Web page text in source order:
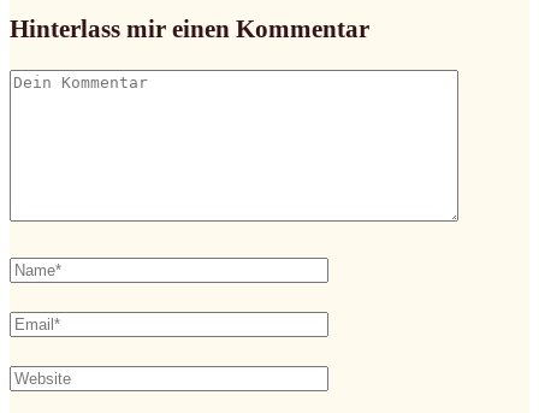
Hinterlass mir einen Kommentar